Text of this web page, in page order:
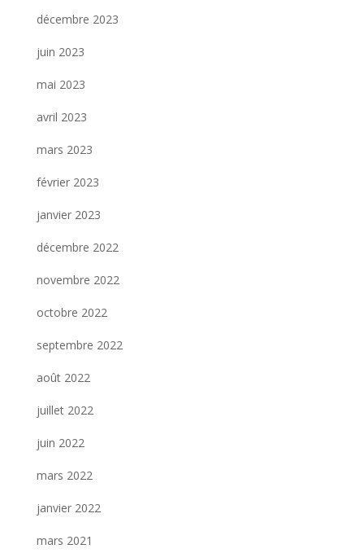
décembre 2023
juin 2023
mai 2023
avril 2023
mars 2023
février 2023
janvier 2023
décembre 2022
novembre 2022
octobre 2022
septembre 2022
août 2022
juillet 2022
juin 2022
mars 2022
janvier 2022
mars 2021